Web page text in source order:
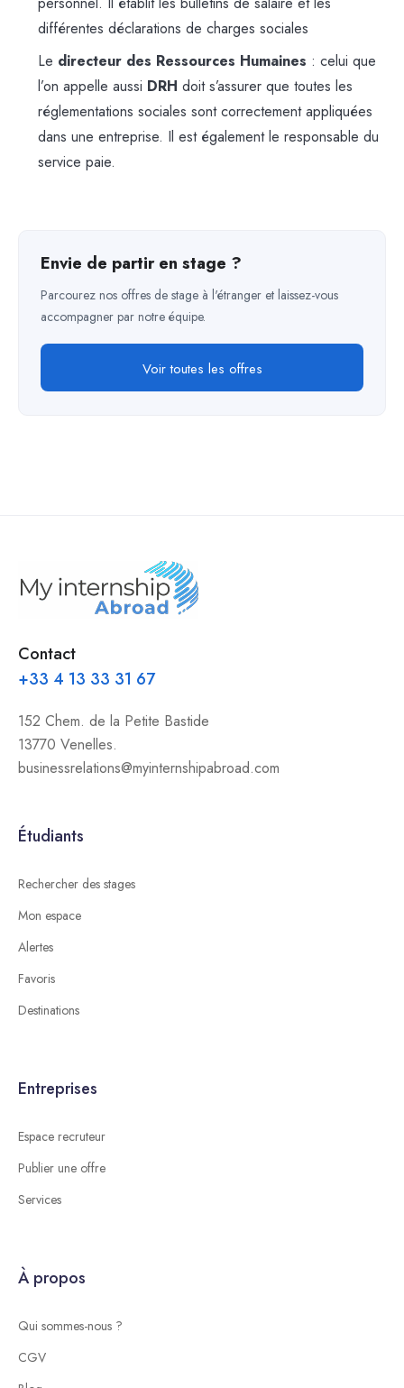
différentes déclarations de charges sociales
Le directeur des Ressources Humaines : celui que
l’on appelle aussi DRH doit s’assurer que toutes les
réglementations sociales sont correctement appliquées
dans une entreprise. Il est également le responsable du
service paie.
Envie de partir en stage ?
Parcourez nos offres de stage à l'étranger et laissez-vous
accompagner par notre équipe.
Voir toutes les offres
Contact
+33 4 13 33 31 67
152 Chem. de la Petite Bastide
13770 Venelles.
businessrelations@myinternshipabroad.com
Étudiants
Rechercher des stages
Mon espace
Alertes
Favoris
Destinations
Entreprises
Espace recruteur
Publier une offre
Services
À propos
Qui sommes-nous ?
CGV